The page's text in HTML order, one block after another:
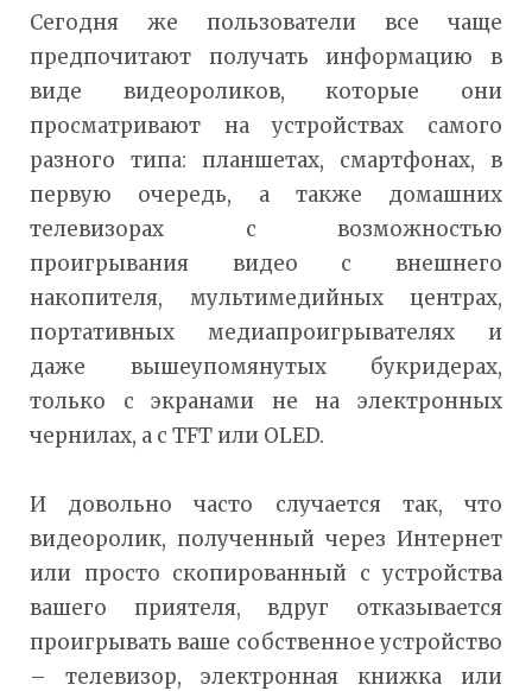
Сегодня же пользователи все чаще
предпочитают получать информацию в
виде видеороликов, которые они
просматривают на устройствах самого
разного типа: планшетах, смартфонах, в
первую очередь, а также домашних
телевизорах с возможностью
проигрывания видео с внешнего
накопителя, мультимедийных центрах,
портативных медиапроигрывателях и
даже вышеупомянутых букридерах,
только с экранами не на электронных
чернилах, а с TFT или OLED.
И довольно часто случается так, что
видеоролик, полученный через Интернет
или просто скопированный с устройства
вашего приятеля, вдруг отказывается
проигрывать ваше собственное устройство
– телевизор, электронная книжка или